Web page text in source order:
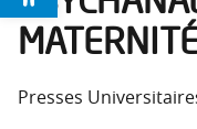
Presses